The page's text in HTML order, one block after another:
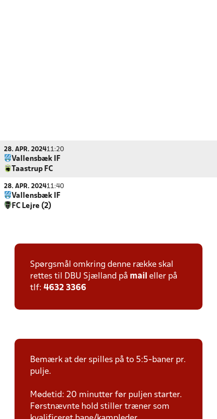
28. APR. 202411:20
Vallensbæk IF
Taastrup FC
28. APR. 202411:40
Vallensbæk IF
FC Lejre (2)
Spørgsmål omkring denne række skal
rettes til DBU Sjælland på mail eller på
tlf: 4632 3366
Bemærk at der spilles på to 5:5-baner pr.
pulje.
Mødetid: 20 minutter før puljen starter.
Førstnævnte hold stiller træner som